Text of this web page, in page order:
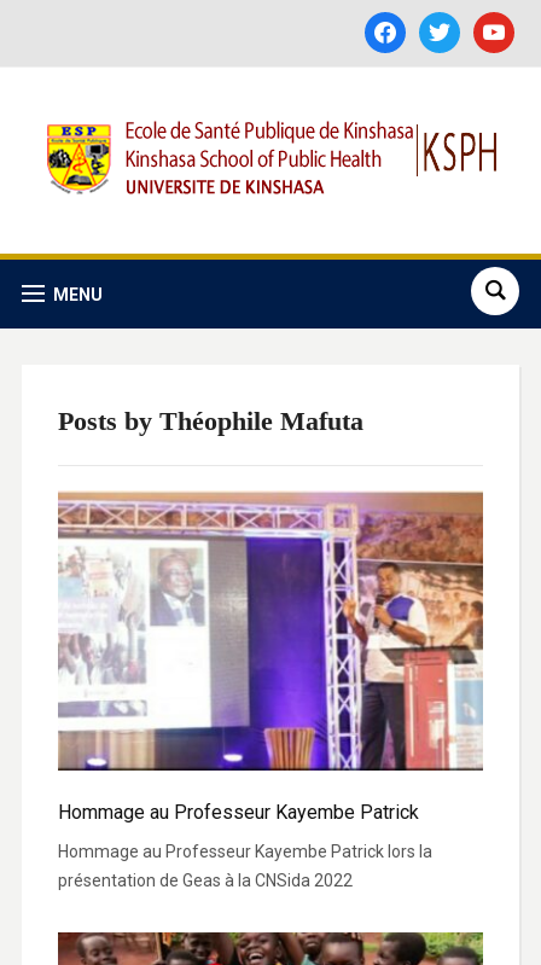
facebooktwitter youtube
MENU
Posts by Théophile Mafuta
Hommage au Professeur Kayembe Patrick
Hommage au Professeur Kayembe Patrick lors la
présentation de Geas à la CNSida 2022